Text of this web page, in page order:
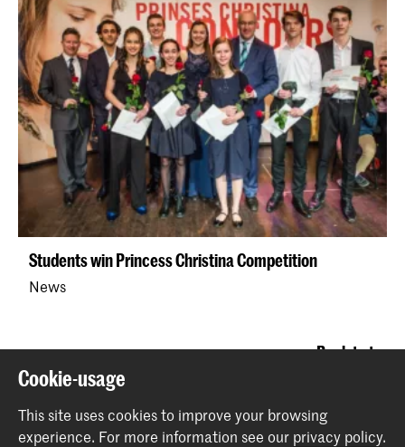
Students win Princess Christina Competition
News
Back to top
Contact
Cookie-usage
This site uses cookies to improve your browsing
experience. For more information see our privacy policy.